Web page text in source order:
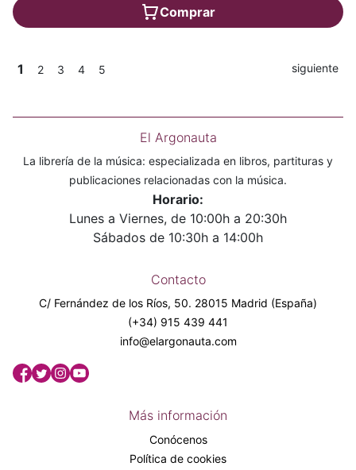
Comprar
1 2 3 4 5 siguiente
El Argonauta
La librería de la música: especializada en libros, partituras y
publicaciones relacionadas con la música.
Horario:
Lunes a Viernes, de 10:00h a 20:30h
Sábados de 10:30h a 14:00h
Contacto
C/ Fernández de los Ríos, 50. 28015 Madrid (España)
(+34) 915 439 441
info@elargonauta.com
Más información
Conócenos
Política de cookies